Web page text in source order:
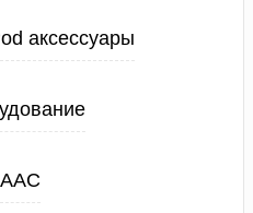
аксессуары
ААС